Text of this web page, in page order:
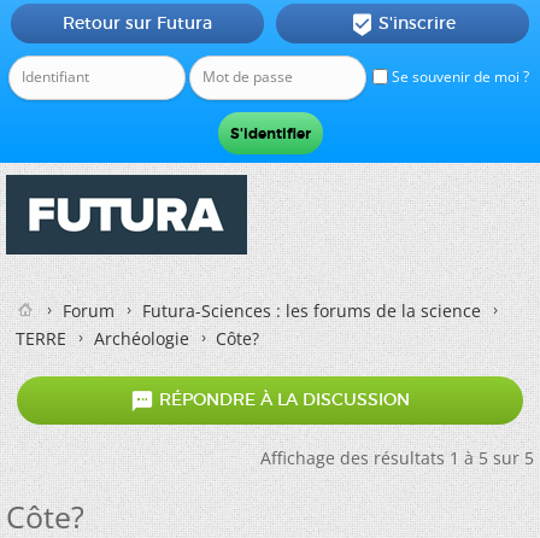
Se souvenir de moi ?
Retour sur Futura  S'inscrire
Forum
Futura-Sciences : les forums de la science
TERRE
Archéologie Côte?
 RÉPONDRE À LA DISCUSSION
Affichage des résultats 1 à 5 sur 5
Côte?